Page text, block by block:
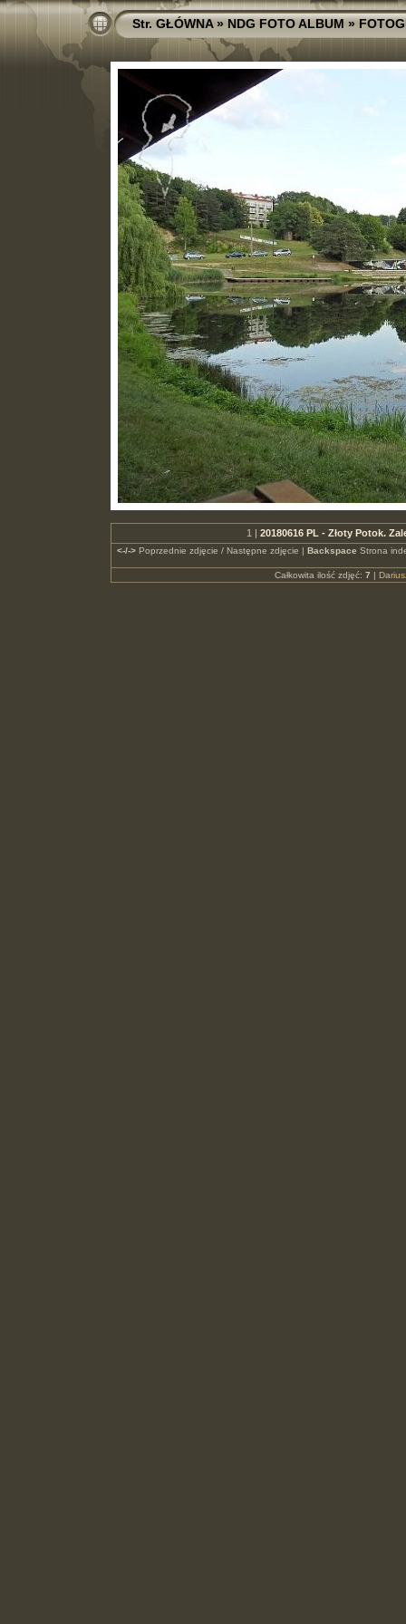
Str. GŁÓWNA»NDG FOTO ALBUM»
1 | 20180616 PL - Złoty Potok.
<-/->Poprzednie zdjęcie / Następne zdjęcie | Backspace Strona
Całkowita ilość zdjęć: 7 |